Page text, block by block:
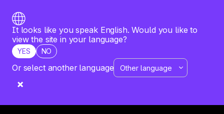
It looks like you speak English. Would you like to
view the site in your language?
YES NO
Or select another language
signatures emails : la checklist